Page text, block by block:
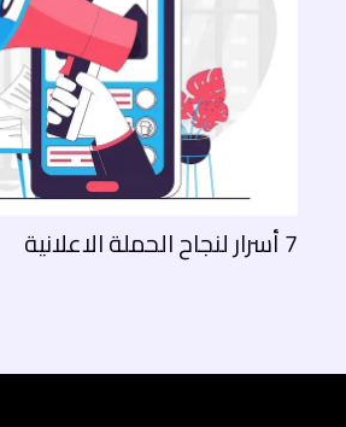
7 أسرار لنجاح الحملة الاعلانية